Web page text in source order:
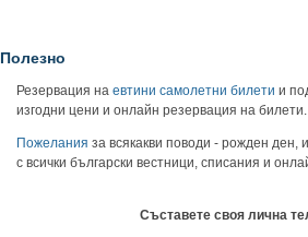
Полезно
Резервация на евтини самолетни билети и
изгодни цени и онлайн резервация на билети.
Пожелания за всякакви поводи - рожден ден,
с всички български вестници, списания и
Съставете своя лична